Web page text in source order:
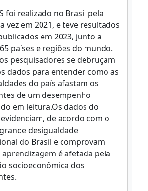
foi realizado no Brasil pela
vez em 2021, e teve resultados
em 2023, junto a
países e regiões do mundo.
pesquisadores se debruçam
dados para entender como as
do país afastam os
de um desempenho
em leitura.Os dados do
de acordo com o
desigualdade
do Brasil e comprovam
aprendizagem é afetada pela
socioeconômica dos